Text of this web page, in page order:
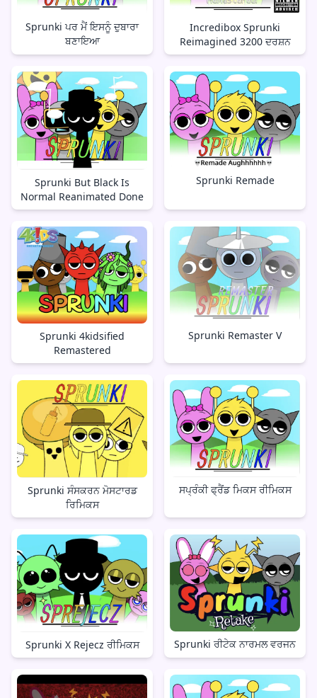
Sprunki ਪਰ ਮੈਂ ਇਸਨੂੰ ਦੁਬਾਰਾ
ਬਣਾਇਆ
Incredibox Sprunki
Reimagined 3200 ਦਰਸ਼ਨ
Sprunki But Black Is
Normal Reanimated Done
Sprunki Remade
Sprunki 4kidsified
Remastered
Sprunki Remaster V
Sprunki ਸੰਸਕਰਨ ਮੋਸਟਾਰਡ
ਰਿਮਿਕਸ
ਸਪ੍ਰੰਕੀ ਫ੍ਰੈਂਡ ਮਿਕਸ ਰੀਮਿਕਸ
Sprunki X Rejecz ਰੀਮਿਕਸ Sprunki ਰੀਟੇਕ ਨਾਰਮਲ ਵਰਜਨ